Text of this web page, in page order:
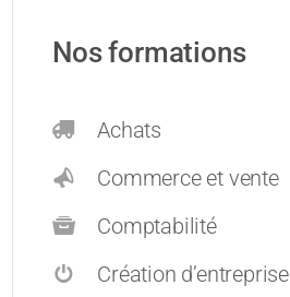
Nos formations
Achats
Commerce et vente
Comptabilité
Création d’entreprise